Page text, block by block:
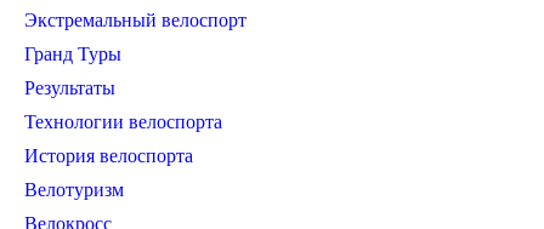
Экстремальный велоспорт
Гранд Туры
Результаты
Технологии велоспорта
История велоспорта
Велотуризм
Велокросс